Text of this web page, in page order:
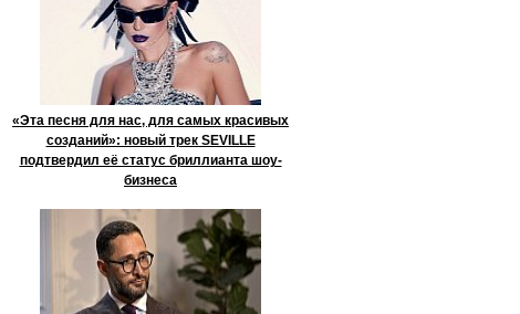
«Эта песня для нас, для самых красивых
созданий»: новый трек SEVILLE
подтвердил её статус бриллианта шоу-
бизнеса